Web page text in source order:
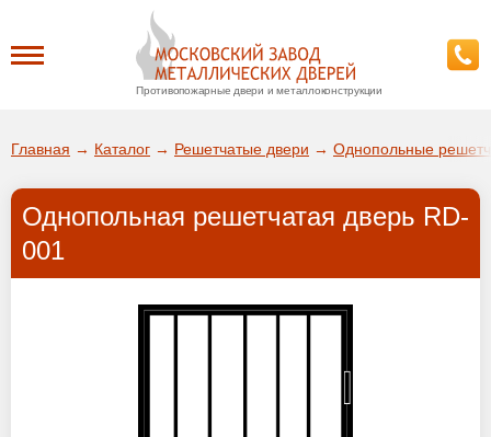
Противопожарные двери и металлоконструкции
ДА!
ВЫБРАТЬ ДРУГОЙ ГОРОД
О заводе
Доставка
Главная → Каталог → Решетчатые двери → Однопольные
Однопольная решетчатая дверь RD-
001